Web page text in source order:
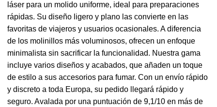
láser para un molido uniforme, ideal para preparaciones
rápidas. Su diseño ligero y plano las convierte en las
favoritas de viajeros y usuarios ocasionales. A diferencia
de los molinillos más voluminosos, ofrecen un enfoque
minimalista sin sacrificar la funcionalidad. Nuestra gama
incluye varios diseños y acabados, que añaden un toque
de estilo a sus accesorios para fumar. Con un envío rápido
y discreto a toda Europa, su pedido llegará rápido y
seguro. Avalada por una puntuación de 9,1/10 en más de